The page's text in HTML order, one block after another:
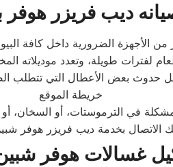
ديب فريزر هوفر
الأجهزة الضرورية داخل كافة
خريطة الموقع
غسالات هوفر